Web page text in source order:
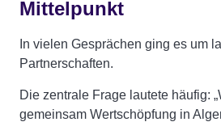
Mittelpunkt
In vielen Gesprächen ging es um
Partnerschaften.
Die zentrale Frage lautete häufig:
gemeinsam Wertschöpfung in